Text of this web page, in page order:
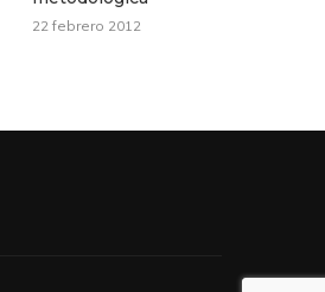
22 febrero 2012